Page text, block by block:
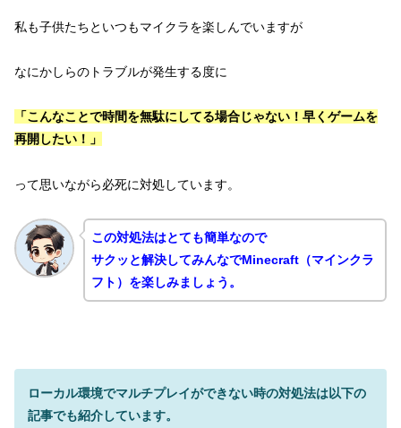
私も子供たちといつもマイクラを楽しんでいますが
なにかしらのトラブルが発生する度に
「こんなことで時間を無駄にしてる場合じゃない！早くゲームを
再開したい！」
って思いながら必死に対処しています。
この対処法はとても簡単なので
サクッと解決してみんなでMinecraft（マインクラ
フト）を楽しみましょう。
ローカル環境でマルチプレイができない時の対処法は以下の
記事でも紹介しています。